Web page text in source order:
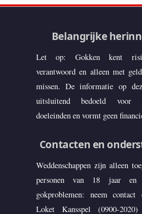
Belangrijke
Let op: Gokken kent
verantwoord en alleen met
missen. De informatie op
uitsluitend bedoeld voor
doeleinden en vormt geen
Contacten en
Weddenschappen zijn alleen
personen van 18 jaar
gokproblemen: neem
Loket Kansspel (0900-